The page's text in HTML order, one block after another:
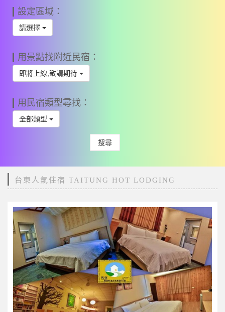
設定區域：
請選擇
用景點找附近民宿：
即將上線,敬請期待
用民宿類型尋找：
全部類型
搜尋
台東人氣住宿 TAITUNG HOT LODGING